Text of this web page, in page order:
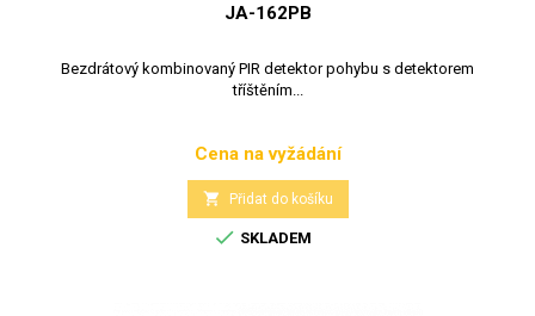
JA-162PB
Bezdrátový kombinovaný PIR detektor pohybu s detektorem
tříštěním...
Cena
Cena na vyžádání
 Přidat do košíku
 SKLADEM